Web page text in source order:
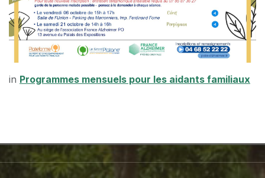
in Programmes mensuels pour les aidants familiaux